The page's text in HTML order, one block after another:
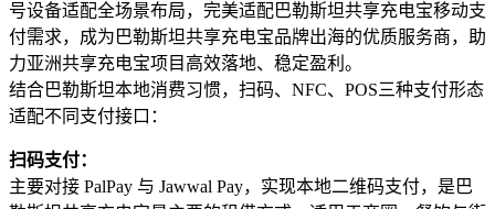
号设备适配全场景布局，完美适配巴勒斯坦共享充电宝移动支
付需求，成为巴勒斯坦共享充电宝品牌出海的优质服务商，助
力亚洲共享充电宝项目高效落地、稳定盈利。
结合巴勒斯坦本地消费习惯，扫码、NFC、POS三种支付形态
适配不同支付接口：
扫码支付：
主要对接 PalPay 与 Jawwal Pay，实现本地二维码支付，是巴